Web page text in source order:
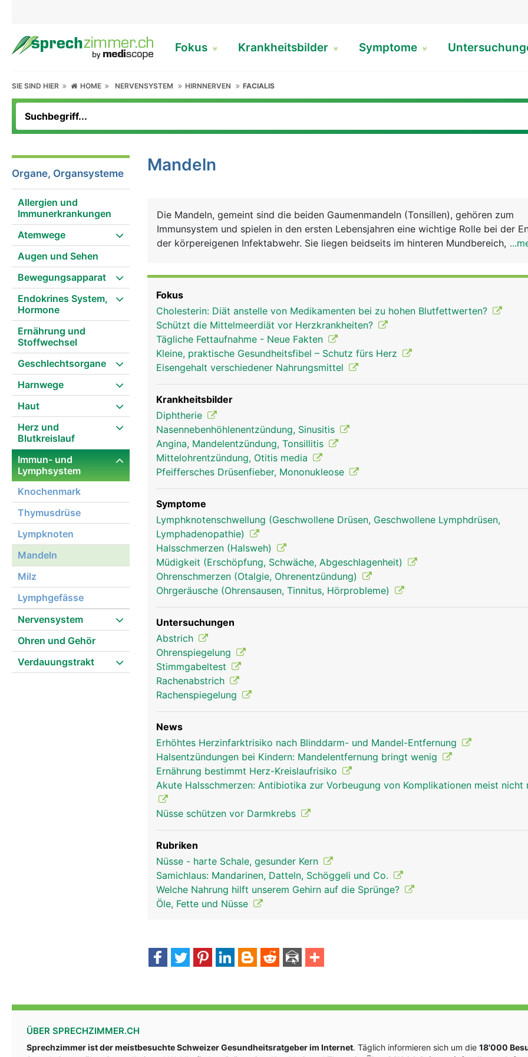
Fokus Krankheitsbilder Symptome
SIE SIND HIER HOME NERVENSYSTEM HIRNNERVEN FACIALIS
Organe, Organsysteme
Allergien und
Immunerkrankungen
Atemwege
Augen und Sehen
Bewegungsapparat
Endokrines System,
Hormone
Ernährung und
Stoffwechsel
Geschlechtsorgane
Harnwege
Haut
Herz und
Blutkreislauf
Immun- und
Lymphsystem
Knochenmark
Thymusdrüse
Lympknoten
Mandeln
Milz
Lymphgefässe
Nervensystem
Ohren und Gehör
Verdauungstrakt
Mandeln
Die Mandeln, gemeint sind die beiden Gaumenmandeln (Tonsillen), gehören zum
Immunsystem und spielen in den ersten Lebensjahren eine wichtige Rolle bei der
der körpereigenen Infektabwehr. Sie liegen beidseits im hinteren Mundbereich,
Fokus
Cholesterin: Diät anstelle von Medikamenten bei zu hohen Blutfettwerten?
Schützt die Mittelmeerdiät vor Herzkrankheiten?
Tägliche Fettaufnahme - Neue Fakten
Kleine, praktische Gesundheitsfibel – Schutz fürs Herz
Eisengehalt verschiedener Nahrungsmittel
Krankheitsbilder
Diphtherie
Nasennebenhöhlenentzündung, Sinusitis
Angina, Mandelentzündung, Tonsillitis
Mittelohrentzündung, Otitis media
Pfeiffersches Drüsenfieber, Mononukleose
Symptome
Lymphknotenschwellung (Geschwollene Drüsen, Geschwollene Lymphdrüsen,
Lymphadenopathie)
Halsschmerzen (Halsweh)
Müdigkeit (Erschöpfung, Schwäche, Abgeschlagenheit)
Ohrenschmerzen (Otalgie, Ohrenentzündung)
Ohrgeräusche (Ohrensausen, Tinnitus, Hörprobleme)
Untersuchungen
Abstrich
Ohrenspiegelung
Stimmgabeltest
Rachenabstrich
Rachenspiegelung
News
Erhöhtes Herzinfarktrisiko nach Blinddarm- und Mandel-Entfernung
Halsentzündungen bei Kindern: Mandelentfernung bringt wenig
Ernährung bestimmt Herz-Kreislaufrisiko
Akute Halsschmerzen: Antibiotika zur Vorbeugung von Komplikationen meist nicht
Nüsse schützen vor Darmkrebs
Rubriken
Nüsse - harte Schale, gesunder Kern
Samichlaus: Mandarinen, Datteln, Schöggeli und Co.
Welche Nahrung hilft unserem Gehirn auf die Sprünge?
Öle, Fette und Nüsse
ÜBER SPRECHZIMMER.CH
Sprechzimmer ist der meistbesuchte Schweizer Gesundheitsratgeber im Internet. Täglich informieren sich um die 18'000